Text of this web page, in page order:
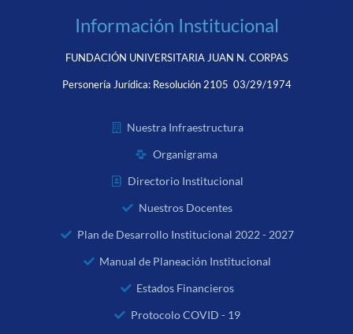
Información Institucional
FUNDACIÓN UNIVERSITARIA JUAN N. CORPAS
Personería Jurídica: Resolución 2105 03/29/1974
Nuestra Infraestructura
Organigrama
Directorio Institucional
Nuestros Docentes
Plan de Desarrollo Institucional 2022 - 2027
Manual de Planeación Institucional
Estados Financieros
Protocolo COVID - 19